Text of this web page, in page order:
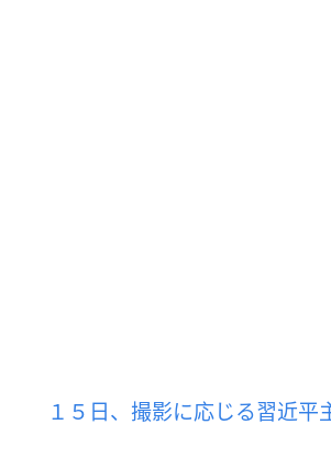
１５日、撮影に応じる習近平